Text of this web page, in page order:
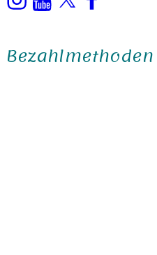
Bezahlmethoden